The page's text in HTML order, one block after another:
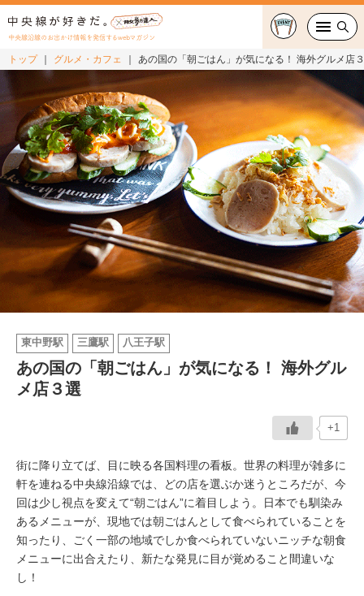
中央線沿線のお出かけ情報を発信するwebマガジン
グルメ・カフェ
スイーツ・テイクアウト
おでかけ
ショッピング
中央線カルチャー
特集
中央線フェス
イベント情報
駅から探す
トップ グルメ・カフェ あの国の「朝ごはん」が気になる！ 海外グルメ店
東中野駅 三鷹駅 八王子駅
あの国の「朝ごはん」が気になる！ 海外グル
メ店３選
+1
街に降り立てば、目に映る各国料理の看板。世界の料理が雑多に
軒を連ねる中央線沿線では、どの店を選ぶか迷うところだが、今
回は少し視点を変えて“朝ごはん”に着目しよう。日本でも馴染み
あるメニューが、現地では朝ごはんとして食べられていることを
知ったり、ごく一部の地域でしか食べられていないニッチな朝食
メニューに出合えたり、新たな発見に目が覚めること間違いな
し！